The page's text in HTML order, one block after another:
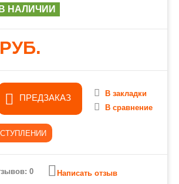
НАЛИЧИИ
ПРЕДЗАКАЗ
В закладки
В сравнение
0 Написать отзыв